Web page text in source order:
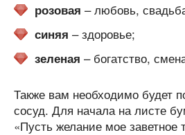
розовая – любовь,
синяя – здоровье;
зеленая – богатство,
Также вам необходимо будет
сосуд. Для начала на листе
«Пусть желание мое заветное